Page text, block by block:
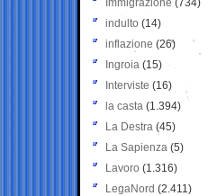
Immigrazione (734)
indulto (14)
inflazione (26)
Ingroia (15)
Interviste (16)
la casta (1.394)
La Destra (45)
La Sapienza (5)
Lavoro (1.316)
LegaNord (2.411)